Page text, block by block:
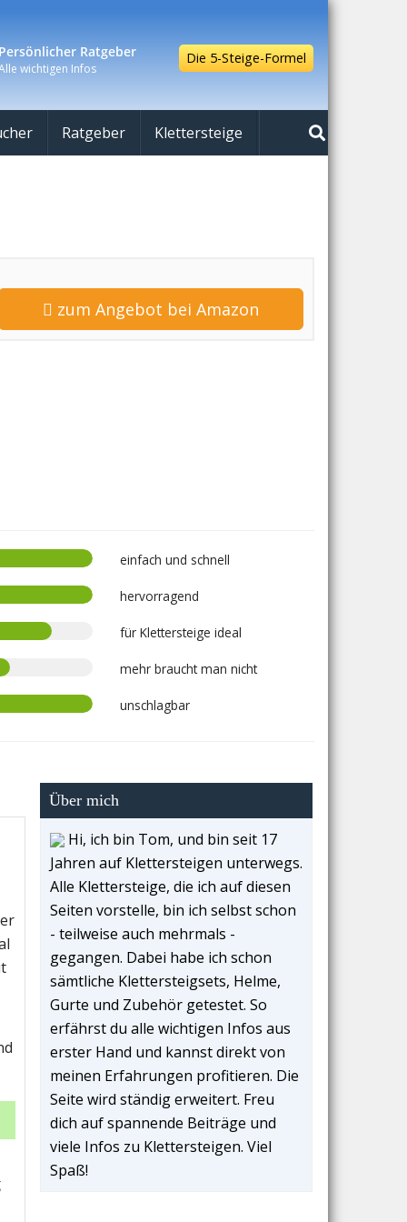
Ratgeber
wichtigen Infos
Die 5-Steige-Formel
Ratgeber Klettersteige
zum Angebot bei Amazon
einfach und schnell
hervorragend
für Klettersteige ideal
mehr braucht man nicht
unschlagbar
Über mich
Hi, ich bin Tom, und bin seit 17
Jahren auf Klettersteigen unterwegs.
Alle Klettersteige, die ich auf diesen
Seiten vorstelle, bin ich selbst schon
- teilweise auch mehrmals -
gegangen. Dabei habe ich schon
sämtliche Klettersteigsets, Helme,
Gurte und Zubehör getestet. So
erfährst du alle wichtigen Infos aus
erster Hand und kannst direkt von
meinen Erfahrungen profitieren. Die
Seite wird ständig erweitert. Freu
dich auf spannende Beiträge und
viele Infos zu Klettersteigen. Viel
Spaß!